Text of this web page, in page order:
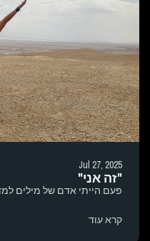
Jul 27, 2025
"זה אני"
פעם הייתי אדם של מילים
קרא עוד